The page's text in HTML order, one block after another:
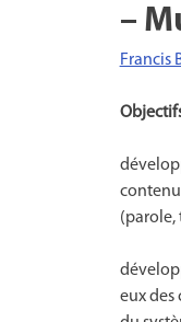
–
Francis
contenu
(parole,
eux